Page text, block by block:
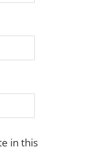
in this